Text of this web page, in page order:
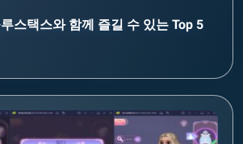
스택스와 함께 즐길 수 있는 Top 5